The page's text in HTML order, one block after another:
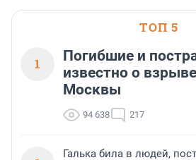
ТОП 5
1
Погибшие и
известно о
Москвы
94 638 217
Галька била в людей,